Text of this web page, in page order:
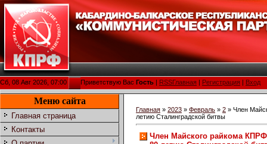
Сб, 08 Авг 2026, 07:00 Приветствую Вас Гость RSSГлавная Регистрация Вход
Меню сайта
Главная страница
Контакты
Главная » 2023 » Февраль » 2 » Член
летию Сталинградской битвы
Член Майского райкома